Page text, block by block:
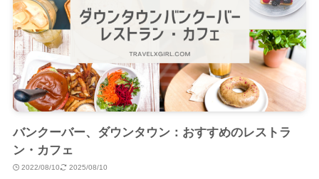
バンクーバー、ダウンタウン：おすすめのレストラ
ン・カフェ
2022/08/10 2025/08/10